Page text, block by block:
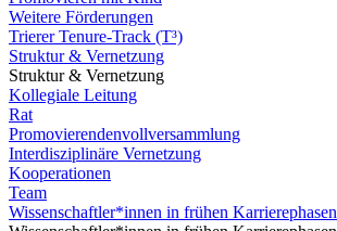
Weitere Förderungen
Trierer Tenure-Track (T³)
Struktur & Vernetzung
Struktur & Vernetzung
Kollegiale Leitung
Rat
Promovierendenvollversammlung
Interdisziplinäre Vernetzung
Kooperationen
Team
Wissenschaftler*innen in frühen Karrierephasen